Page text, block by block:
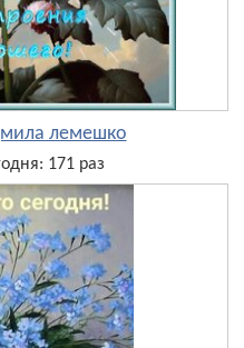
лемешко
171 раз